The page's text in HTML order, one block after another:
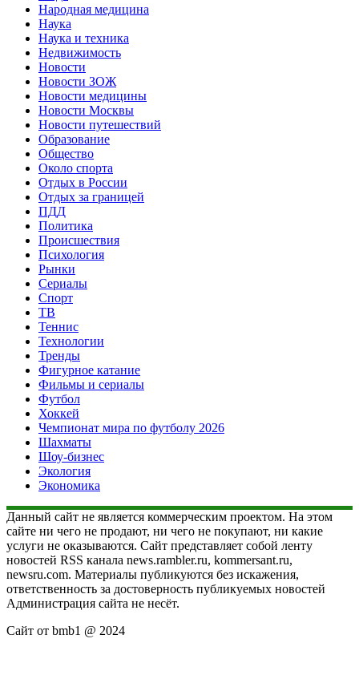
Народная медицина
Наука
Наука и техника
Недвижимость
Новости
Новости ЗОЖ
Новости медицины
Новости Москвы
Новости путешествий
Образование
Общество
Около спорта
Отдых в России
Отдых за границей
ПДД
Политика
Происшествия
Психология
Рынки
Сериалы
Спорт
ТВ
Теннис
Технологии
Тренды
Фигурное катание
Фильмы и сериалы
Футбол
Хоккей
Чемпионат мира по футболу 2026
Шахматы
Шоу-бизнес
Экология
Экономика
Данный сайт не является коммерческим проектом. На этом
сайте ни чего не продают, ни чего не покупают, ни какие
услуги не оказываются. Сайт представляет собой ленту
новостей RSS канала news.rambler.ru, kommersant.ru,
newsru.com. Материалы публикуются без искажения,
ответственность за достоверность публикуемых новостей
Администрация сайта не несёт.
Сайт от bmb1 @ 2024